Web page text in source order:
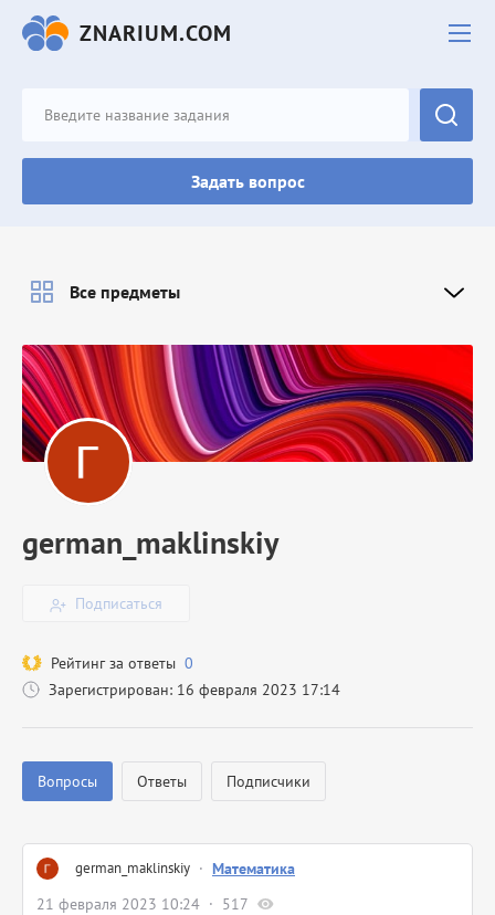
ZNARIUM.COM
Задать вопрос
german_maklinskiy
Подписаться
Рейтинг за ответы 0
Зарегистрирован: 16 февраля 2023 17:14
Вопросы Ответы Подписчики
german_maklinskiy · Математика
21 февраля 2023 10:24
517
Все предметы